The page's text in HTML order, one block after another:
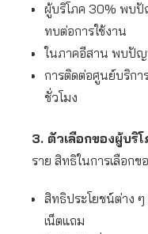
ผู้บริโภค 30% พบ
ทบต่อการใช้งาน
ในภาคอีสาน พบปั
การติดต่อศูนย์บริกา
ชั่วโมง
3. ตัวเลือกของผู้บริ
ราย สิทธิในการเลือกข
สิทธิประโยชน์ต่าง
เน็ตแถม